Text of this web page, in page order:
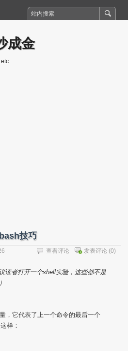
成金
技巧
发表评论 (0)
查看评论
读者打开一个shell实验，这些都不是
，它代表了上一个命令的最后一个
样：